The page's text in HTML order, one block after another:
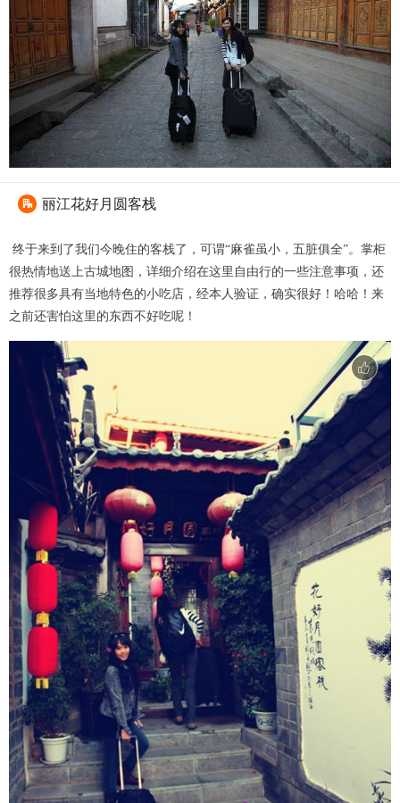
 丽江花好月圆客栈
终于来到了我们今晚住的客栈了，可谓“麻雀虽小，五脏俱全”。掌柜
很热情地送上古城地图，详细介绍在这里自由行的一些注意事项，还
推荐很多具有当地特色的小吃店，经本人验证，确实很好！哈哈！来
之前还害怕这里的东西不好吃呢！